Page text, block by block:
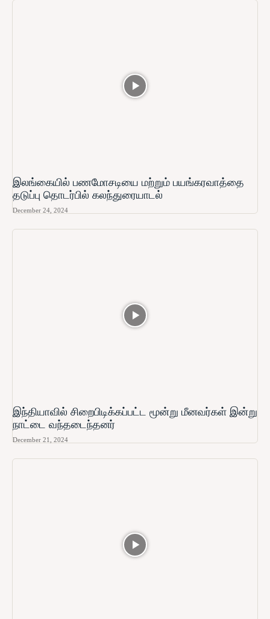
இலங்கையில் பணமோசடியை மற்றும் பயங்கரவாத்தை
தடுப்பு தொடர்பில் கலந்துரையாடல்
December 24, 2024
இந்தியாவில் சிறைபிடிக்கப்பட்ட மூன்று மீனவர்கள் இன்று
நாட்டை வந்தடைந்தனர்
December 21, 2024